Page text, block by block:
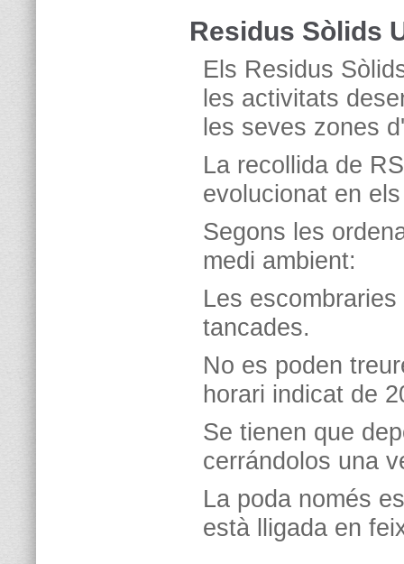
Residus Sòlids
Els Residus
les activitats
les seves zones
La recollida de
evolucionat en
Segons les
medi ambient:
Les
tancades.
No es poden
horari indicat de
Se tienen que
cerrándolos una
La poda només
està lligada en